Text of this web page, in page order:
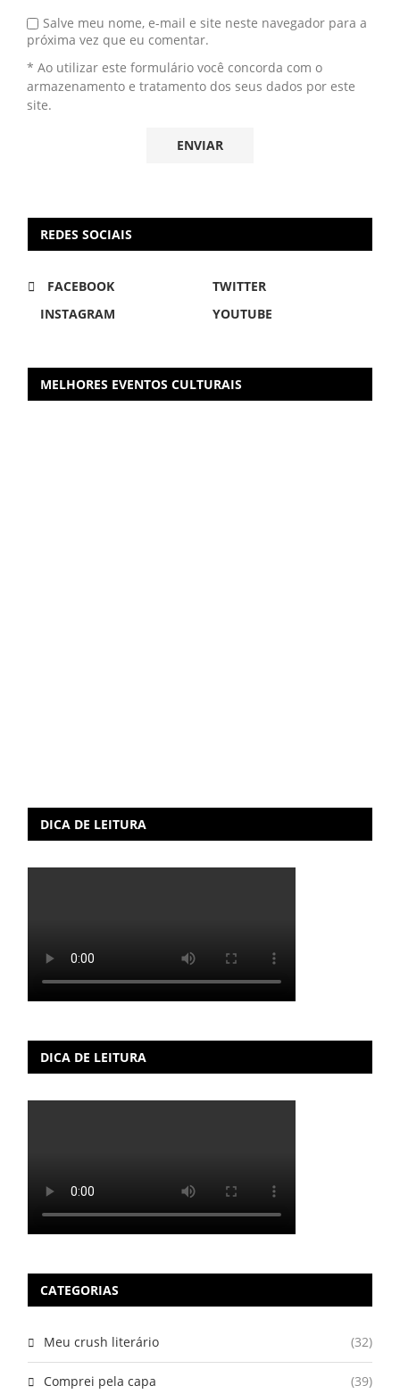
Salve meu nome, e-mail e site neste navegador para a
próxima vez que eu comentar.
* Ao utilizar este formulário você concorda com o
armazenamento e tratamento dos seus dados por este
site.
REDES SOCIAIS
FACEBOOK
TWITTER
INSTAGRAM
YOUTUBE
MELHORES EVENTOS CULTURAIS
DICA DE LEITURA
DICA DE LEITURA
CATEGORIAS
Meu crush literário (32)
Comprei pela capa (39)